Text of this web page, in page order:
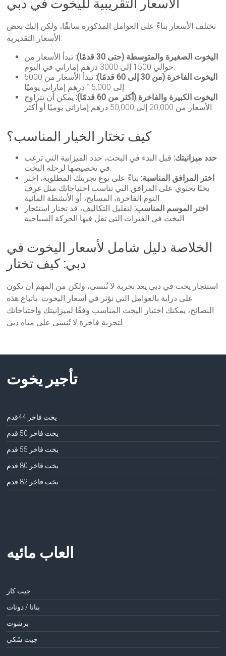
تختلف الأسعار بناءً على العوامل المذكورة سابقًا، ولكن إليك بعض
الأسعار التقديرية:
اليخوت الصغيرة والمتوسطة (حتى 30 قدمًا):
تبدأ الأسعار من
حوالي 1500 إلى 3000 درهم إماراتي في اليوم.
اليخوت الفاخرة (من 30 إلى 60 قدمًا):
تبدأ الأسعار من 5000
إلى 15,000 درهم إماراتي يوميًا.
اليخوت الكبيرة والفاخرة (أكثر من 60 قدمًا):
يمكن أن تتراوح
الأسعار من 20,000 إلى 50,000 درهم إماراتي يوميًا أو أكثر.
كيف تختار الخيار المناسب؟
حدد ميزانيتك:قبل البدء في البحث، حدد الميزانية التي ترغب
في تخصيصها لرحلة اليخت.
اختر المرافق المناسبة:بناءً على نوع تجربتك المطلوبة، اختر
يختًا يحتوي على المرافق التي تناسب احتياجاتك مثل غرف
النوم الفاخرة، المسابح، أو الأنشطة المائية.
اختر الموسم المناسب:لتقليل التكاليف، قد تختار استئجار
اليخت في الفترات التي تقل فيها الحركة السياحية.
الخلاصة دليل شامل لأسعار اليخوت في
دبي: كيف تختار
استئجار يخت في دبي يعد تجربة لا تُنسى، ولكن من المهم أن تكون
على دراية بالعوامل التي تؤثر في أسعار اليخوت. باتباع هذه
النصائح، يمكنك اختيار اليخت المناسب وفقًا لميزانيتك واحتياجاتك
لتجربة فاخرة لا تُنسى على مياه دبي.
تأجير يخوت
يخت فاخر 44قدم
يخت فاخر 50 قدم
يخت فاخر 55 قدم
يخت فاخر 80 قدم
يخت فاخر 82 قدم
العاب مائيه
جيت كار
بنانا / دونات
برشوت
جيت سْكي